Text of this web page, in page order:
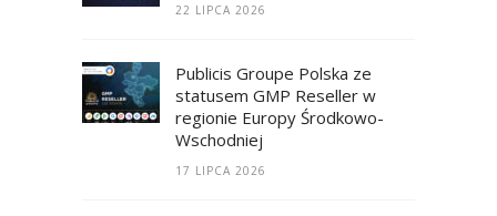
22 LIPCA 2026
Publicis Groupe Polska ze
statusem GMP Reseller w
regionie Europy Środkowo-
Wschodniej
17 LIPCA 2026